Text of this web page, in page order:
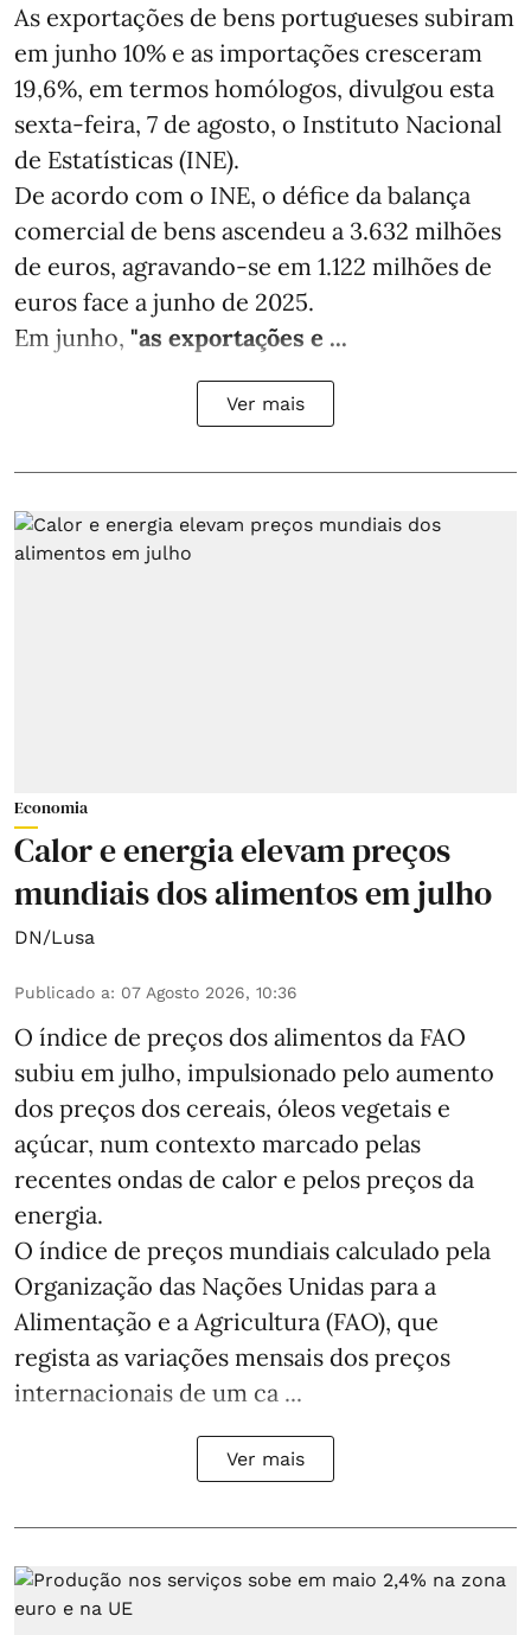
As exportações de bens portugueses subiram
em junho 10% e as importações cresceram
19,6%, em termos homólogos, divulgou esta
sexta-feira, 7 de agosto, o Instituto Nacional
de Estatísticas (INE).
De acordo com o INE, o défice da balança
comercial de bens ascendeu a 3.632 milhões
de euros, agravando-se em 1.122 milhões de
euros face a junho de 2025.
Em junho, "as exportações e ...
Ver mais
Economia
Calor e energia elevam preços
mundiais dos alimentos em julho
DN/Lusa
Publicado a: 07 Agosto 2026, 10:36
O índice de preços dos alimentos da FAO
subiu em julho, impulsionado pelo aumento
dos preços dos cereais, óleos vegetais e
açúcar, num contexto marcado pelas
recentes ondas de calor e pelos preços da
energia.
O índice de preços mundiais calculado pela
Organização das Nações Unidas para a
Alimentação e a Agricultura (FAO), que
regista as variações mensais dos preços
internacionais de um ca ...
Ver mais